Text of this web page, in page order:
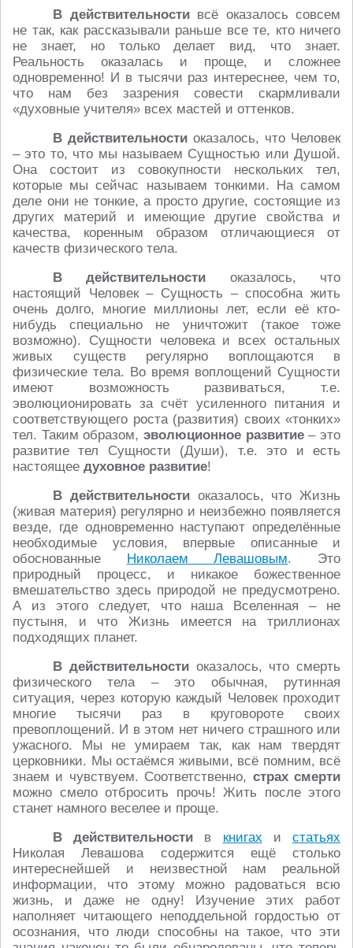
В действительностивсё оказалось совсем
не так, как рассказывали раньше все те, кто ничего
не знает, но только делает вид, что знает.
Реальность оказалась и проще, и сложнее
одновременно! И в тысячи раз интереснее, чем то,
что нам без зазрения совести скармливали
«духовные учителя» всех мастей и оттенков.
В действительности оказалось, что Человек
– это то, что мы называем Сущностью или Душой.
Она состоит из совокупности нескольких тел,
которые мы сейчас называем тонкими. На самом
деле они не тонкие, а просто другие, состоящие из
других материй и имеющие другие свойства и
качества, коренным образом отличающиеся от
качеств физического тела.
В действительности оказалось, что
настоящий Человек – Сущность – способна жить
очень долго, многие миллионы лет, если её кто-
нибудь специально не уничтожит (такое тоже
возможно). Сущности человека и всех остальных
живых существ регулярно воплощаются в
физические тела. Во время воплощений Cущности
имеют возможность развиваться, т.е.
эволюционировать за счёт усиленного питания и
соответствующего роста (развития) своих «тонких»
тел. Таким образом, эволюционное развитие– это
развитие тел Сущности (Души), т.е. это и есть
настоящее духовное развитие!
В действительностиоказалось, что Жизнь
(живая материя) регулярно и неизбежно появляется
везде, где одновременно наступают определённые
необходимые условия, впервые описанные и
обоснованные Николаем Левашовым. Это
природный процесс, и никакое божественное
вмешательство здесь природой не предусмотрено.
А из этого следует, что наша Вселенная – не
пустыня, и что Жизнь имеется на триллионах
подходящих планет.
В действительностиоказалось, что смерть
физического тела – это обычная, рутинная
ситуация, через которую каждый Человек проходит
многие тысячи раз в круговороте своих
превоплощений. И в этом нет ничего страшного или
ужасного. Мы не умираем так, как нам твердят
церковники. Мы остаёмся живыми, всё помним, всё
знаем и чувствуем. Соответственно, страх смерти
можно смело отбросить прочь! Жить после этого
станет намного веселее и проще.
В действительности в книгах истатьях
Николая Левашова содержится ещё столько
интереснейшей и неизвестной нам реальной
информации, что этому можно радоваться всю
жизнь, и даже не одну! Изучение этих работ
наполняет читающего неподдельной гордостью от
осознания, что люди способны на такое, что эти